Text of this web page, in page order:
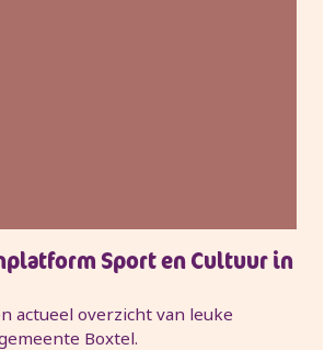
Sport en Cultuur in
actueel overzicht van leuke
Boxtel.